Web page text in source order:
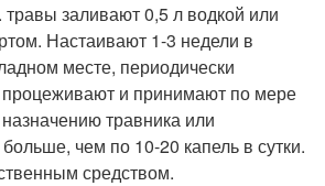
заливают 0,5 л водкой или
Настаивают 1-3 недели в
месте, периодически
и принимают по мере
травника или
чем по 10-20 капель в сутки.
средством.